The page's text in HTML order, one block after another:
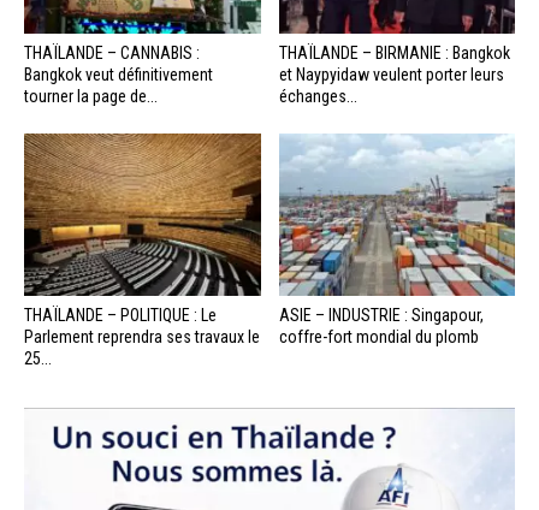
THAÏLANDE – CANNABIS :
Bangkok veut définitivement
tourner la page de...
THAÏLANDE – BIRMANIE : Bangkok
et Naypyidaw veulent porter leurs
échanges...
THAÏLANDE – POLITIQUE : Le
Parlement reprendra ses travaux le
25...
ASIE – INDUSTRIE : Singapour,
coffre-fort mondial du plomb